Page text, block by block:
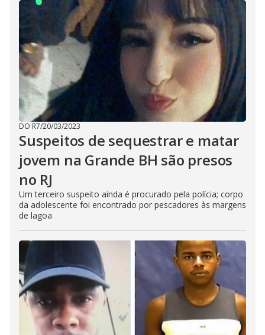
DO R7/20/03/2023
Suspeitos de sequestrar e matar
jovem na Grande BH são presos
no RJ
Um terceiro suspeito ainda é procurado pela polícia; corpo
da adolescente foi encontrado por pescadores às margens
de lagoa